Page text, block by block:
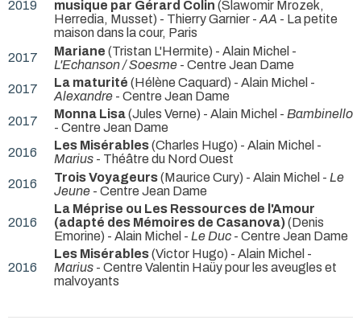
2019
musique par Gérard Colin (Slawomir Mrozek,
Herredia, Musset) - Thierry Garnier - AA - La petite
maison dans la cour, Paris
2017
Mariane (Tristan L'Hermite) - Alain Michel -
L'Echanson / Soesme - Centre Jean Dame
2017
La maturité (Hélène Caquard) - Alain Michel -
Alexandre - Centre Jean Dame
2017
Monna Lisa(Jules Verne) - Alain Michel - Bambinello
- Centre Jean Dame
2016
Les Misérables(Charles Hugo) - Alain Michel -
Marius - Théâtre du Nord Ouest
2016
Trois Voyageurs(Maurice Cury) - Alain Michel - Le
Jeune - Centre Jean Dame
2016
La Méprise ou Les Ressources de l'Amour
(adapté des Mémoires de Casanova)(Denis
Emorine) - Alain Michel - Le Duc - Centre Jean Dame
2016
Les Misérables(Victor Hugo) - Alain Michel -
Marius - Centre Valentin Haüy pour les aveugles et
malvoyants